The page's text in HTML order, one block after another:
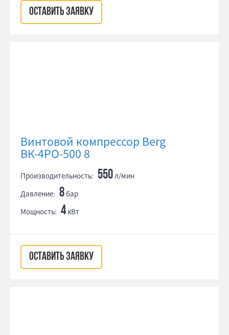
ОСТАВИТЬ ЗАЯВКУ
Винтовой компрессор Berg
ВК-4РО-500 8
Производительность: 550л/мин
Давление: 8бар
Мощность: 4 кВт
ОСТАВИТЬ ЗАЯВКУ